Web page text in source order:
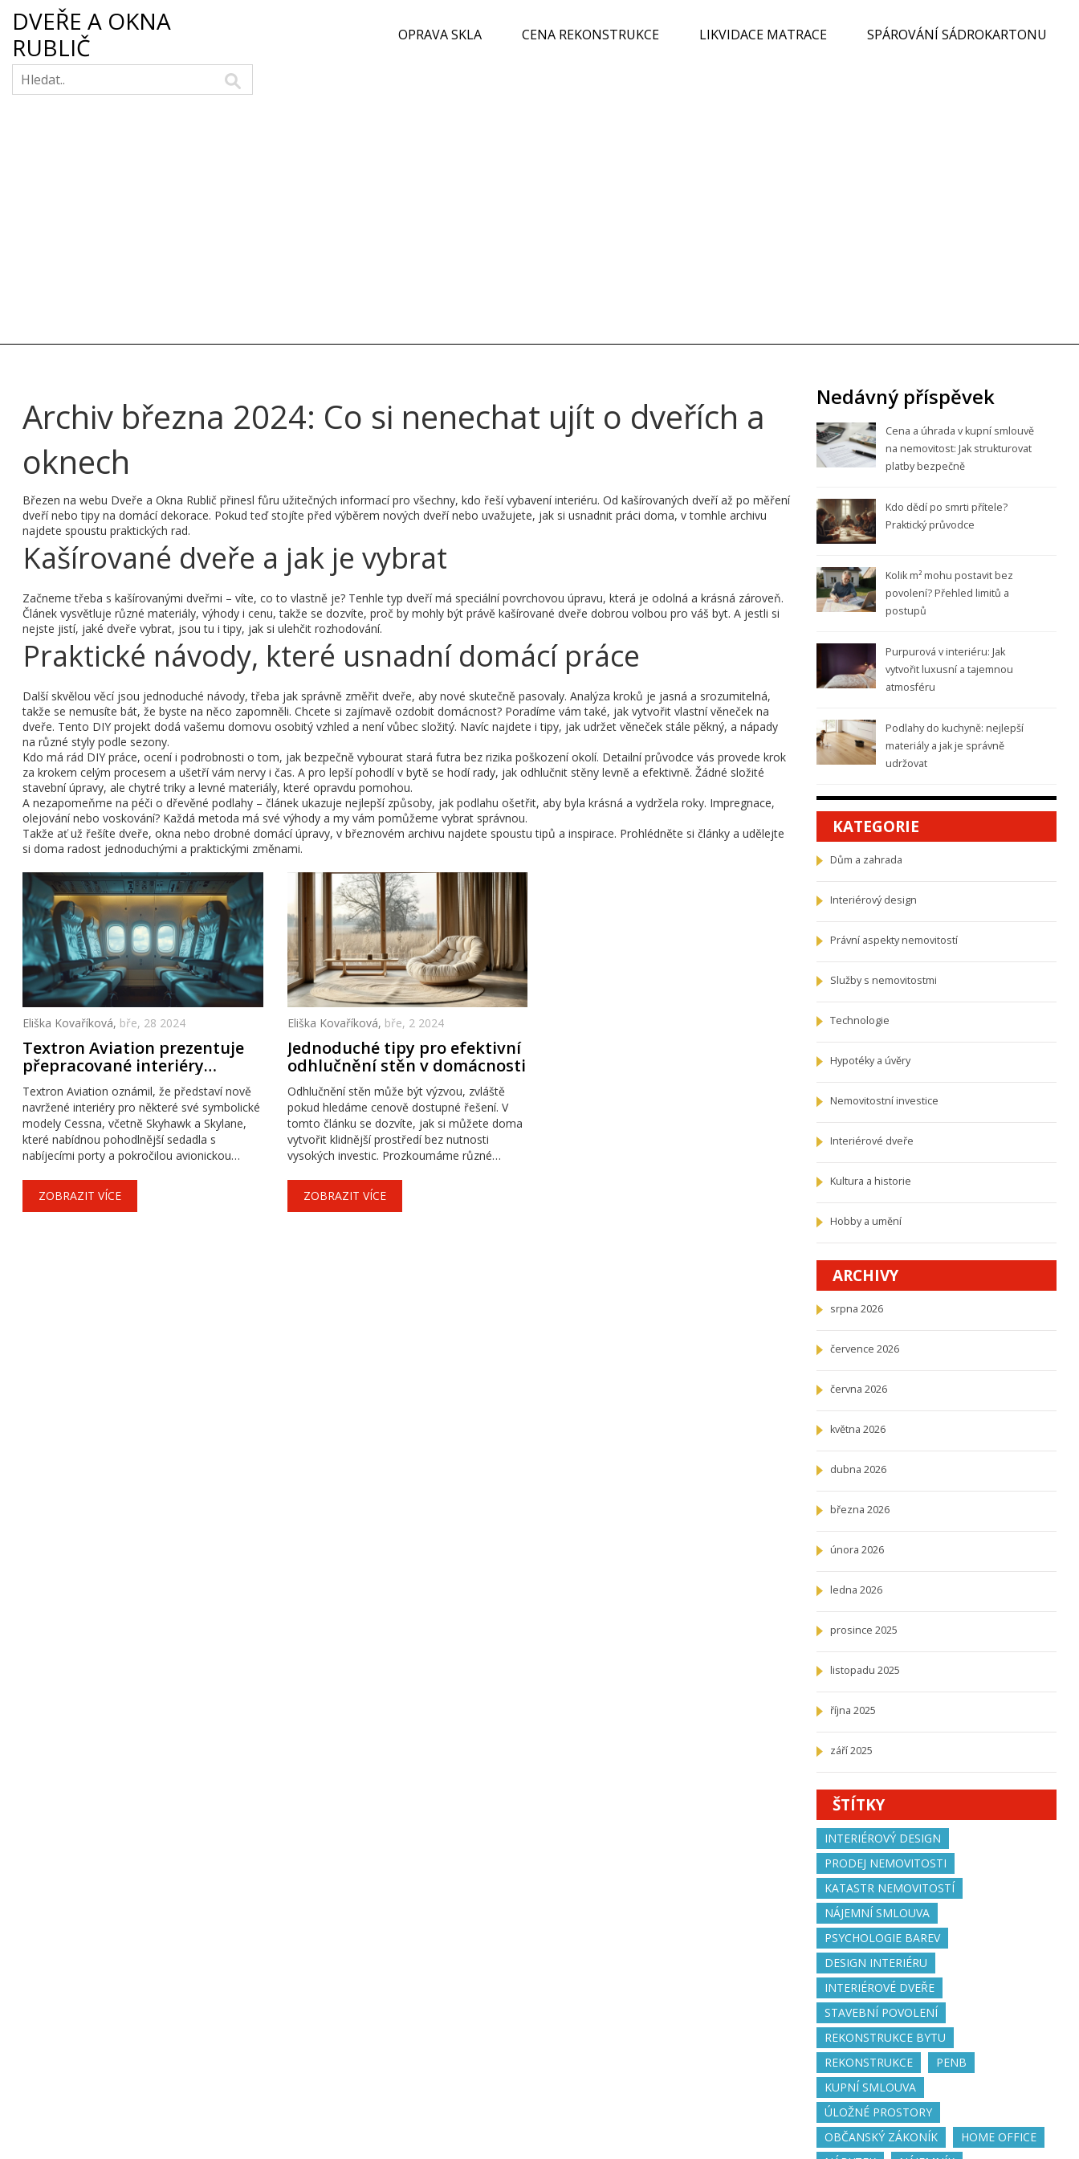
DVEŘE A OKNA
RUBLIČ
OPRAVA SKLA CENA REKONSTRUKCE LIKVIDACE MATRACE SPÁROVÁNÍ SÁDROKARTONU
Archiv března 2024: Co si nenechat ujít o dveřích a
oknech
Březen na webu Dveře a Okna Rublič přinesl fůru užitečných informací pro všechny, kdo řeší vybavení interiéru. Od kašírovaných dveří až po měření
dveří nebo tipy na domácí dekorace. Pokud teď stojíte před výběrem nových dveří nebo uvažujete, jak si usnadnit práci doma, v tomhle archivu
najdete spoustu praktických rad.
Kašírované dveře a jak je vybrat
Začneme třeba s kašírovanými dveřmi – víte, co to vlastně je? Tenhle typ dveří má speciální povrchovou úpravu, která je odolná a krásná zároveň.
Článek vysvětluje různé materiály, výhody i cenu, takže se dozvíte, proč by mohly být právě kašírované dveře dobrou volbou pro váš byt. A jestli si
nejste jistí, jaké dveře vybrat, jsou tu i tipy, jak si ulehčit rozhodování.
Praktické návody, které usnadní domácí práce
Další skvělou věcí jsou jednoduché návody, třeba jak správně změřit dveře, aby nové skutečně pasovaly. Analýza kroků je jasná a srozumitelná,
takže se nemusíte bát, že byste na něco zapomněli. Chcete si zajímavě ozdobit domácnost? Poradíme vám také, jak vytvořit vlastní věneček na
dveře. Tento DIY projekt dodá vašemu domovu osobitý vzhled a není vůbec složitý. Navíc najdete i tipy, jak udržet věneček stále pěkný, a nápady
na různé styly podle sezony.
Kdo má rád DIY práce, ocení i podrobnosti o tom, jak bezpečně vybourat stará futra bez rizika poškození okolí. Detailní průvodce vás provede krok
za krokem celým procesem a ušetří vám nervy i čas. A pro lepší pohodlí v bytě se hodí rady, jak odhlučnit stěny levně a efektivně. Žádné složité
stavební úpravy, ale chytré triky a levné materiály, které opravdu pomohou.
A nezapomeňme na péči o dřevěné podlahy – článek ukazuje nejlepší způsoby, jak podlahu ošetřit, aby byla krásná a vydržela roky. Impregnace,
olejování nebo voskování? Každá metoda má své výhody a my vám pomůžeme vybrat správnou.
Takže ať už řešíte dveře, okna nebo drobné domácí úpravy, v březnovém archivu najdete spoustu tipů a inspirace. Prohlédněte si články a udělejte
si doma radost jednoduchými a praktickými změnami.
Eliška Kovaříková, bře, 28 2024
Textron Aviation prezentuje
přepracované interiéry
Cessna: Budoucnost
pohodlného letectví
Textron Aviation oznámil, že představí nově
navržené interiéry pro některé své symbolické
modely Cessna, včetně Skyhawk a Skylane,
které nabídnou pohodlnější sedadla s
nabíjecími porty a pokročilou avionickou
ZOBRAZIT VÍCE
Eliška Kovaříková, bře, 2 2024
Jednoduché tipy pro efektivní
odhlučnění stěn v domácnosti
Odhlučnění stěn může být výzvou, zvláště
pokud hledáme cenově dostupné řešení. V
tomto článku se dozvíte, jak si můžete doma
vytvořit klidnější prostředí bez nutnosti
vysokých investic. Prozkoumáme různé
efektivnímu odhlučnění, od koberců až po
speciální barvy a DIY řešení.
ZOBRAZIT VÍCE
Nedávný příspěvek
Cena a úhrada v kupní smlouvě
na nemovitost: Jak strukturovat
platby bezpečně
Kdo dědí po smrti přítele?
Praktický průvodce
Kolik m² mohu postavit bez
povolení? Přehled limitů a
postupů
Purpurová v interiéru: Jak
vytvořit luxusní a tajemnou
atmosféru
Podlahy do kuchyně: nejlepší
materiály a jak je správně
udržovat
KATEGORIE
Dům a zahrada
Interiérový design
Právní aspekty nemovitostí
Služby s nemovitostmi
Technologie
Hypotéky a úvěry
Nemovitostní investice
Interiérové dveře
Kultura a historie
Hobby a umění
ARCHIVY
srpna 2026
července 2026
června 2026
května 2026
dubna 2026
března 2026
února 2026
ledna 2026
prosince 2025
listopadu 2025
října 2025
září 2025
ŠTÍTKY
INTERIÉROVÝ DESIGN
PRODEJ NEMOVITOSTI
KATASTR NEMOVITOSTÍ
NÁJEMNÍ SMLOUVA
PSYCHOLOGIE BAREV
DESIGN INTERIÉRU
INTERIÉROVÉ DVEŘE
STAVEBNÍ POVOLENÍ
REKONSTRUKCE BYTU
REKONSTRUKCE
PENB
KUPNÍ SMLOUVA
ÚLOŽNÉ PROSTORY
OBČANSKÝ ZÁKONÍK
HOME OFFICE